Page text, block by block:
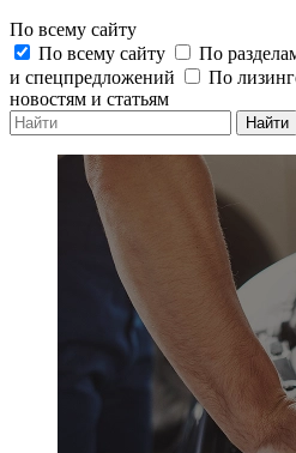
По всему сайту
По всему сайту
По
и спецпредложений
По
новостям и статьям
Найти